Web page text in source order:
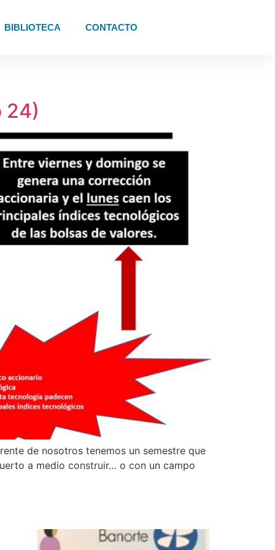
BIBLIOTECA CONTACTO
24)
de nosotros tenemos un semestre que
a medio construir… o con un campo